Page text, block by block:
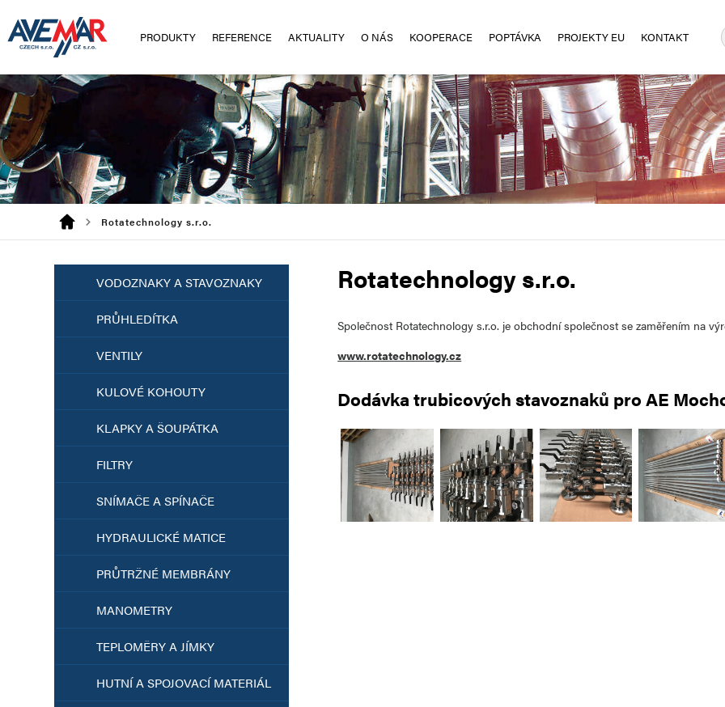
PRODUKTY REFERENCE AKTUALITY O NÁS KOOPERACE POPTÁVKA PROJEKTY EU KONTAKT
Rotatechnology s.r.o.
VODOZNAKY A STAVOZNAKY
PRŮHLEDÍTKA
VENTILY
KULOVÉ KOHOUTY
KLAPKY A ŠOUPÁTKA
FILTRY
SNÍMAČE A SPÍNAČE
HYDRAULICKÉ MATICE
PRŮTRŽNÉ MEMBRÁNY
MANOMETRY
TEPLOMĚRY A JÍMKY
HUTNÍ A SPOJOVACÍ MATERIÁL
Rotatechnology s.r.o.
Společnost Rotatechnology s.r.o. jeobchodní společnost se zaměřením na
www.rotatechnology.cz
Dodávka trubicových stavoznaků pro AE